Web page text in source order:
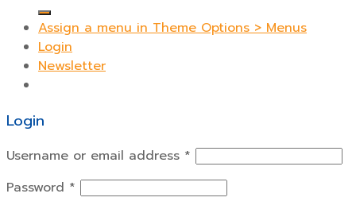
Assign a menu in Theme Options > Menus
Login
Newsletter
Login
Username or email address *
Password *